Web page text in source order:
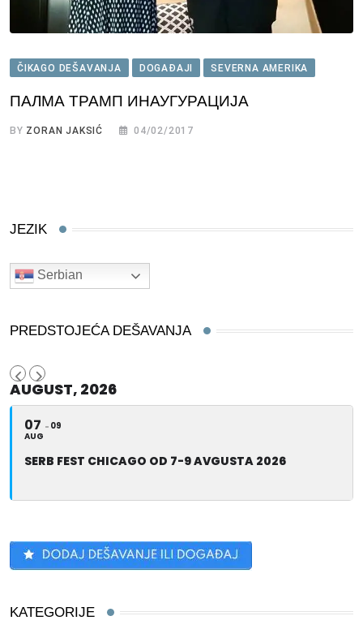
ČIKAGO DEŠAVANJA DOGAĐAJI SEVERNA AMERIKA
ПАЛМА ТРАМП ИНАУГУРАЦИЈA
BY ZORAN JAKSIĆ 04/02/2017
JEZIK
Serbian
PREDSTOJEĆA DEŠAVANJA
AUGUST, 2026
07
AUG
09
SERB FEST CHICAGO OD 7-9 AVGUSTA 2026
KATEGORIJE